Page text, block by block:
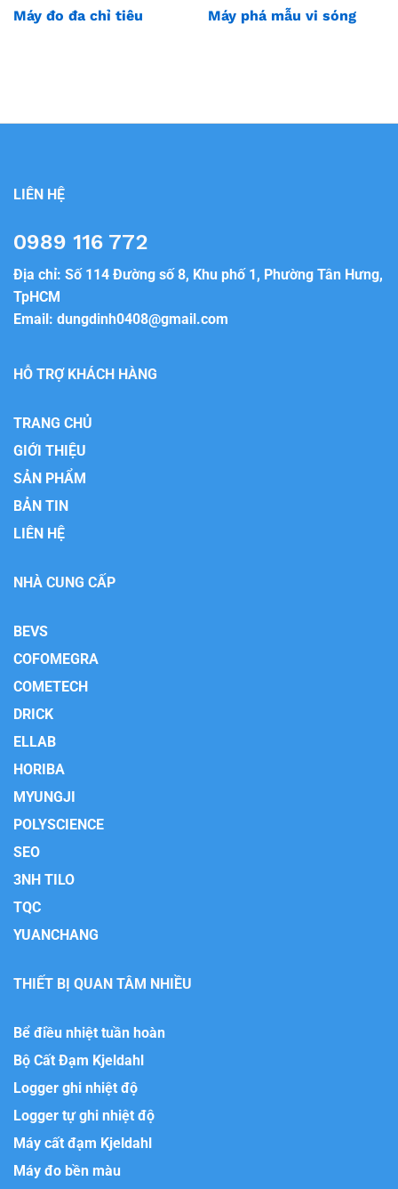
Máy đo đa chỉ tiêu Máy phá mẫu vi sóng
LIÊN HỆ
0989 116 772
Địa chỉ: Số 114 Đường số 8, Khu phố 1, Phường Tân Hưng,
TpHCM
Email: dungdinh0408@gmail.com
HỖ TRỢ KHÁCH HÀNG
TRANG CHỦ
GIỚI THIỆU
SẢN PHẨM
BẢN TIN
LIÊN HỆ
NHÀ CUNG CẤP
BEVS
COFOMEGRA
COMETECH
DRICK
ELLAB
HORIBA
MYUNGJI
POLYSCIENCE
SEO
3NH TILO
TQC
YUANCHANG
THIẾT BỊ QUAN TÂM NHIỀU
Bể điều nhiệt tuần hoàn
Bộ Cất Đạm Kjeldahl
Logger ghi nhiệt độ
Logger tự ghi nhiệt độ
Máy cất đạm Kjeldahl
Máy đo bền màu